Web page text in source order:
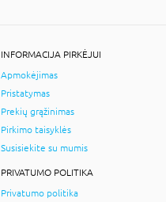
INFORMACIJA PIRKĖJUI
Apmokėjimas
Pristatymas
Prekių grąžinimas
Pirkimo taisyklės
Susisiekite su mumis
PRIVATUMO POLITIKA
Privatumo politika